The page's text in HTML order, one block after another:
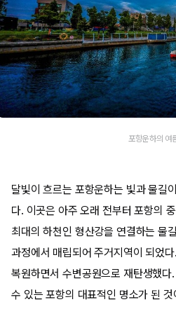
포항운하의 여
달빛이 흐르는 포항운하는 빛과 물길
다. 이곳은 아주 오래 전부터 포항의
최대의 하천인 형산강을 연결하는 물
과정에서 매립되어 주거지역이 되었
복원하면서 수변공원으로 재탄생했
수 있는 포항의 대표적인 명소가 된 것